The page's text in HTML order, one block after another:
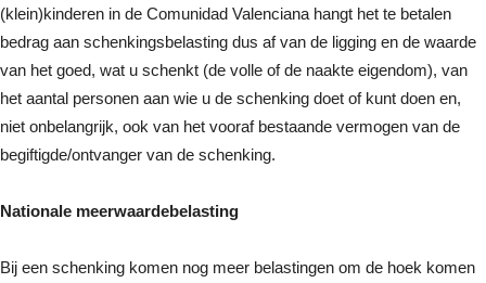
(klein)kinderen in de Comunidad Valenciana hangt het te betalen
bedrag aan schenkingsbelasting dus af van de ligging en de waarde
van het goed, wat u schenkt (de volle of de naakte eigendom), van
het aantal personen aan wie u de schenking doet of kunt doen en,
niet onbelangrijk, ook van het vooraf bestaande vermogen van de
begiftigde/ontvanger van de schenking.
Nationale meerwaardebelasting
Bij een schenking komen nog meer belastingen om de hoek komen